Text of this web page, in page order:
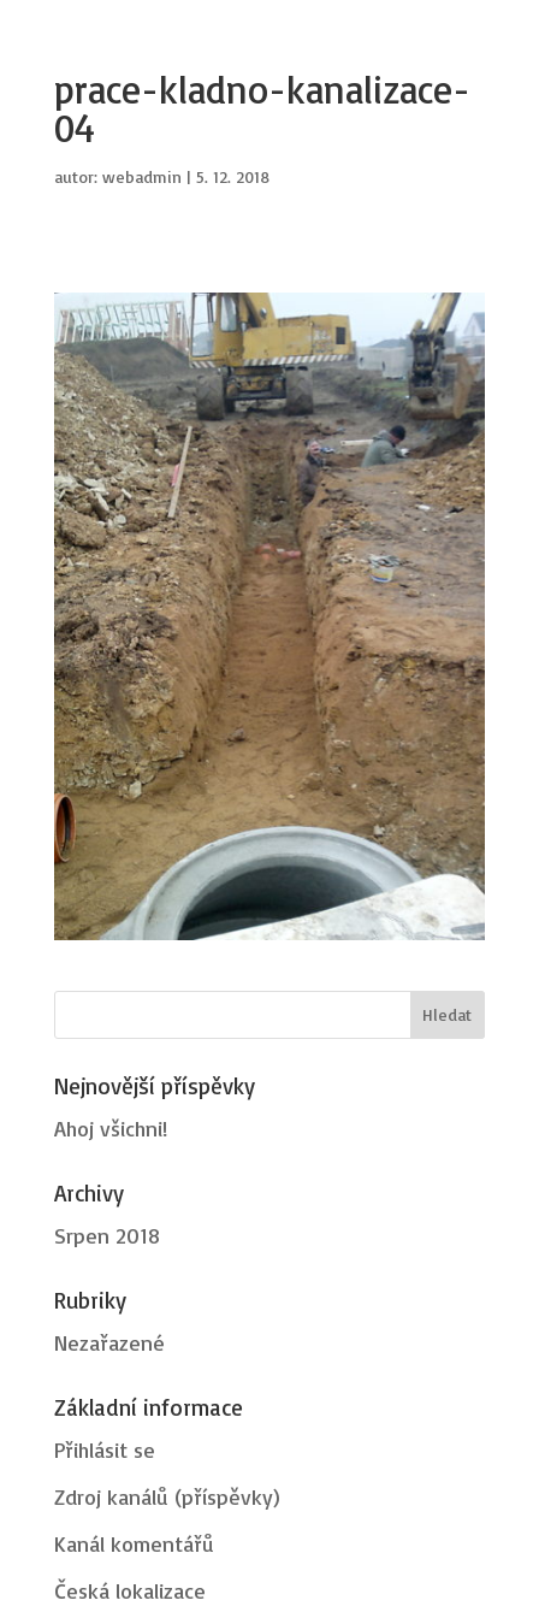
prace-kladno-kanalizace-
04
autor: webadmin | 5. 12. 2018
Nejnovější příspěvky
Ahoj všichni!
Archivy
Srpen 2018
Rubriky
Nezařazené
Základní informace
Přihlásit se
Zdroj kanálů (příspěvky)
Kanál komentářů
Česká lokalizace